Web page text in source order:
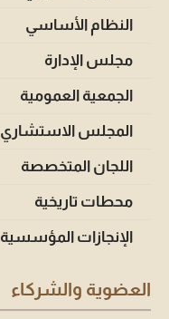
النظام الأساسي
مجلس الإدارة
الجمعية العمومية
المجلس الاستشاري
اللجان المتخصصة
محطات تاريخية
الإنجازات المؤسسية
العضوية والشركاء